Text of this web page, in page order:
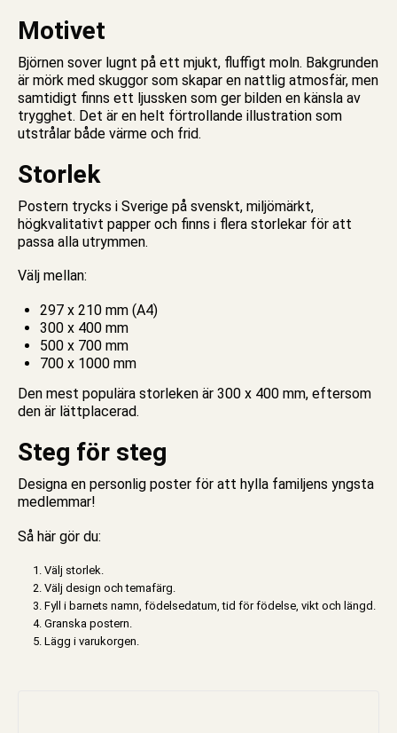
Motivet
Björnen sover lugnt på ett mjukt, fluffigt moln. Bakgrunden
är mörk med skuggor som skapar en nattlig atmosfär, men
samtidigt finns ett ljussken som ger bilden en känsla av
trygghet. Det är en helt förtrollande illustration som
utstrålar både värme och frid.
Storlek
Postern trycks i Sverige på svenskt, miljömärkt,
högkvalitativt papper och finns i flera storlekar för att
passa alla utrymmen.
Välj mellan:
297 x 210 mm (A4)
300 x 400 mm
500 x 700 mm
700 x 1000 mm
Den mest populära storleken är 300 x 400 mm, eftersom
den är lättplacerad.
Steg för steg
Designa en personlig poster för att hylla familjens yngsta
medlemmar!
Så här gör du:
Välj storlek.
Välj design och temafärg.
Fyll i barnets namn, födelsedatum, tid för födelse, vikt och längd.
Granska postern.
Lägg i varukorgen.